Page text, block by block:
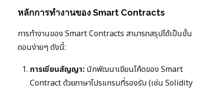
หลักการทำงานของ Smart Contracts
การทำงานของ Smart Contracts สามารถสรุปได้เป็นขั้น
ตอนง่ายๆ ดังนี้:
การเขียนสัญญา: นักพัฒนาเขียนโค้ดของ Smart
Contract ด้วยภาษาโปรแกรมที่รองรับ (เช่น Solidity